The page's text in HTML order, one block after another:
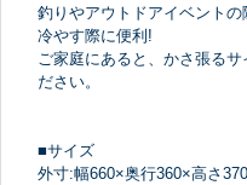
釣りやアウトドアイベント
冷やす際に便利!
ご家庭にあると、かさ張る
ださい。
■サイズ
外寸:幅660×奥行360×高さ